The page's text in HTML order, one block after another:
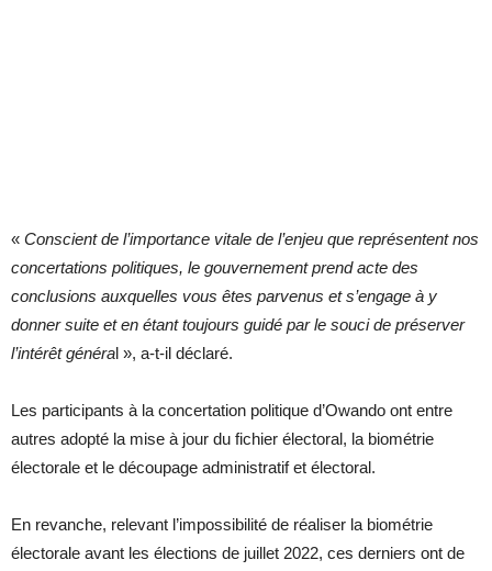
« Conscient de l’importance vitale de l’enjeu que représentent nos
concertations politiques, le gouvernement prend acte des
conclusions auxquelles vous êtes parvenus et s’engage à y
donner suite et en étant toujours guidé par le souci de préserver
l’intérêt général », a-t-il déclaré.
Les participants à la concertation politique d’Owando ont entre
autres adopté la mise à jour du fichier électoral, la biométrie
électorale et le découpage administratif et électoral.
En revanche, relevant l’impossibilité de réaliser la biométrie
électorale avant les élections de juillet 2022, ces derniers ont de